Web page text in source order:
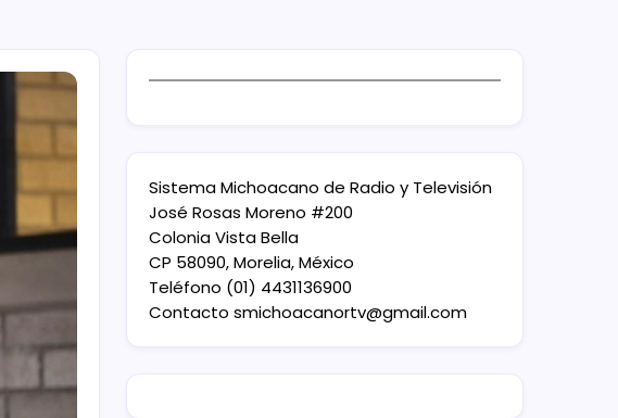
Sistema Michoacano de Radio y Televisión
José Rosas Moreno #200
Colonia Vista Bella
CP 58090, Morelia, México
Teléfono (01) 4431136900
Contacto smichoacanortv@gmail.com